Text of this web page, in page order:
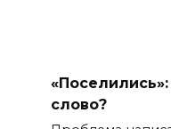
слово?